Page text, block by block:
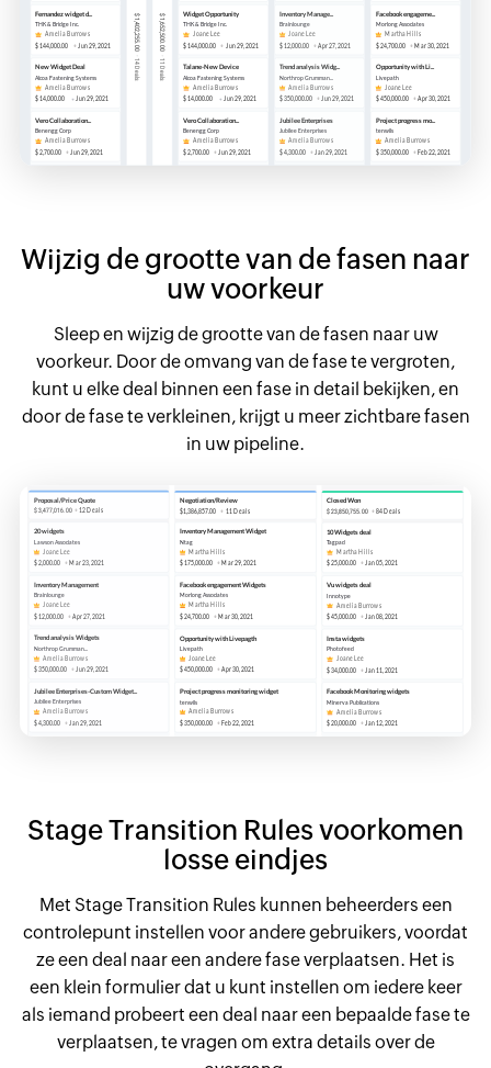
Wijzig de grootte van de fasen naar
uw voorkeur
Sleep en wijzig de grootte van de fasen naar uw
voorkeur. Door de omvang van de fase te vergroten,
kunt u elke deal binnen een fase in detail bekijken, en
door de fase te verkleinen, krijgt u meer zichtbare fasen
in uw pipeline.
Stage Transition Rules voorkomen
losse eindjes
Met Stage Transition Rules kunnen beheerders een
controlepunt instellen voor andere gebruikers, voordat
ze een deal naar een andere fase verplaatsen. Het is
een klein formulier dat u kunt instellen om iedere keer
als iemand probeert een deal naar een bepaalde fase te
verplaatsen, te vragen om extra details over de